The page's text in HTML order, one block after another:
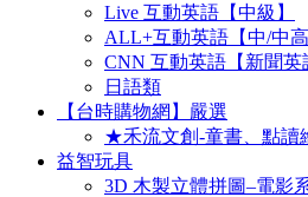
Live 互動英語【中級】
ALL+互動英語【中/中高
CNN 互動英語【新聞英
日語類
【台時購物網】嚴選
★禾流文創-童書、點讀
益智玩具
3D 木製立體拼圖–電影